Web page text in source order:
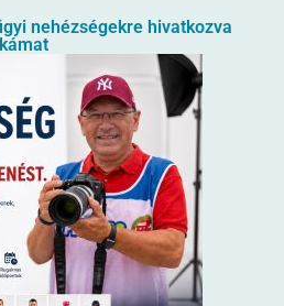
nehézségekre hivatkozva